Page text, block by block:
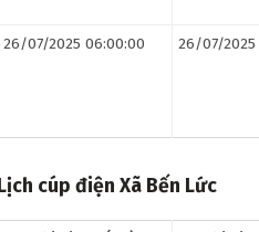
26/07/2025 06:00:00 26/07/2025
Lịch cúp điện Xã Bến Lức